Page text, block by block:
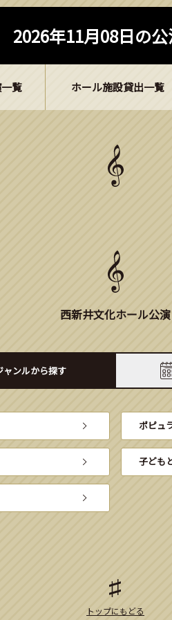
2026年11月08日の
覧 ホール施設貸出一覧
西新井文化ホール公演
ャンルから探す
ポピュ
子ども
トップにもどる